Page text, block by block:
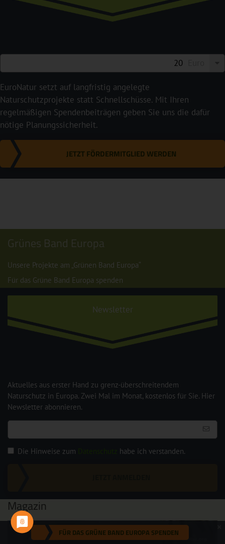
FÜR DAS GRÜNE BAND EUROPA SPENDEN
EuroNatur setzt auf langfristig angelegte
Naturschutzprojekte statt Schnellschüsse. Mit Ihren
regelmäßigen Spendenbeiträgen geben Sie uns die dafür
nötige Planungssicherheit.
JETZT FÖRDERMITGLIED WERDEN
Grünes Band Europa
Unsere Projekte am „Grünen Band Europa“
Für das Grüne Band Europa spenden
Newsletter
Aktuelles aus erster Hand zu grenz-überschreitendem
Naturschutz in Europa. Zwei Mal im Monat, kostenlos für Sie. Hier
Newsletter abonnieren.
Die Hinweise zum habe ich verstanden.
Magazin